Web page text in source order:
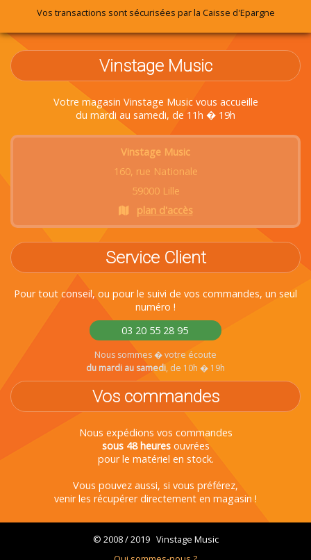
Vos transactions sont sécurisées par la Caisse d'Epargne
Vinstage Music
Votre magasin Vinstage Music vous accueille
du mardi au samedi, de 11h � 19h
Vinstage Music
160, rue Nationale
59000 Lille
plan d'accès
Service Client
Pour tout conseil, ou pour le suivi de vos commandes, un seul
numéro !
03 20 55 28 95
Nous sommes � votre écoute
du mardi au samedi, de 10h � 19h
Vos commandes
Nous expédions vos commandes
sous 48 heuresouvrées
pour le matériel en stock.
Vous pouvez aussi, si vous préférez,
venir les récupérer directement en magasin !
© 2008 / 2019 Vinstage Music